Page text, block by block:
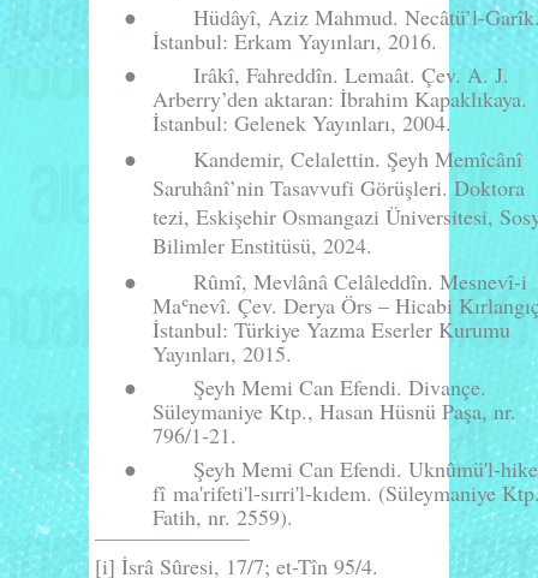
● Hüdâyî, Aziz Mahmud. Necâtü’l-Garîk
İstanbul: Erkam Yayınları, 2016.
● Irâkî, Fahreddîn. Lemaât. Çev. A. J.
Arberry’den aktaran: İbrahim Kapaklıkaya.
İstanbul: Gelenek Yayınları, 2004.
● Kandemir, Celalettin. Şeyh Memîcânî
Saruhânî’nin Tasavvufi Görüşleri. Doktora
tezi, Eskişehir Osmangazi Üniversitesi,
Bilimler Enstitüsü, 2024.
● Rûmî, Mevlânâ Celâleddîn. Mesnevî-i
Maʿnevî. Çev. Derya Örs – Hicabi
İstanbul: Türkiye Yazma Eserler Kurumu
Yayınları, 2015.
● Şeyh Memi Can Efendi. Divançe.
Süleymaniye Ktp., Hasan Hüsnü Paşa, nr.
796/1-21.
● Şeyh Memi Can Efendi. Uknûmü'l-
fî ma'rifeti'l-sırri'l-kıdem. (Süleymaniye
Fatih, nr. 2559).
[i] İsrâ Sûresi, 17/7; et-Tîn 95/4.